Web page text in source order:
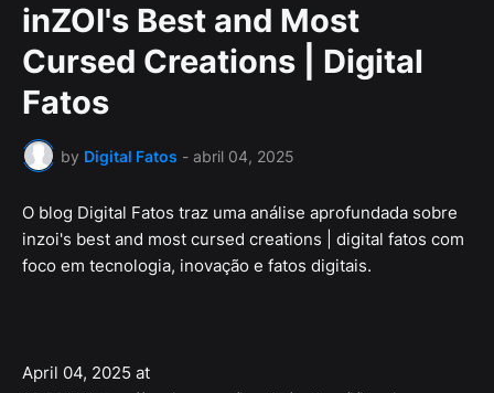
inZOI's Best and Most
Cursed Creations | Digital
Fatos
by Digital Fatos - abril 04, 2025
O blog Digital Fatos traz uma análise aprofundada sobre
inzoi's best and most cursed creations | digital fatos com
foco em tecnologia, inovação e fatos digitais.
April 04, 2025 at